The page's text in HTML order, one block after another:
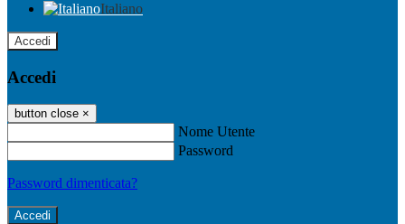
Italiano
Accedi
Accedi
button close ×
Nome Utente
Password
Password dimenticata?